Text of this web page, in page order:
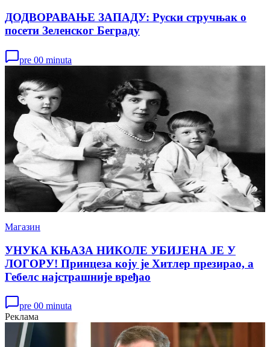
ДОДВОРАВАЊЕ ЗАПАДУ: Руски стручњак о
посети Зеленског Беграду
pre 00 minuta
Магазин
УНУКА КЊАЗА НИКОЛЕ УБИЈЕНА ЈЕ У
ЛОГОРУ! Принцеза коју је Хитлер презирао, а
Гебелс најстрашније вређао
pre 00 minuta
Реклама